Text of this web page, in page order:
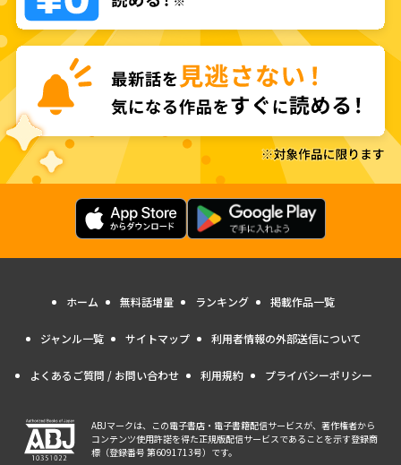
ホーム 無料話増量 ランキング 掲載作品一覧
ジャンル一覧 サイトマップ 利用者情報の外部送信について
よくあるご質問 / お問い合わせ 利用規約 プライバシーポリシー
ABJマークは、この電子書店・電子書籍配信サービスが、著作権者から
コンテンツ使用許諾を得た正規版配信サービスであることを示す登録商
標（登録番号 第6091713号）です。